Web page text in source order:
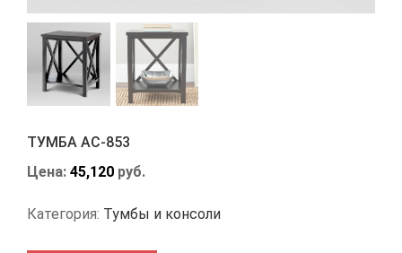
ТУМБА АС-853
Цена: 45,120 руб.
Категория: Тумбы и консоли